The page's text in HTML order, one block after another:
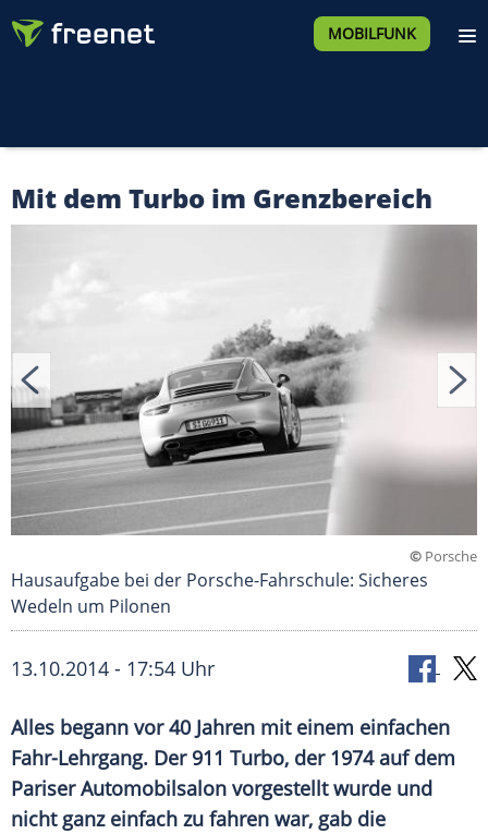
MOBILFUNK
Mit dem Turbo im Grenzbereich
© Porsche
Hausaufgabe bei der Porsche-Fahrschule: Sicheres
Wedeln um Pilonen
13.10.2014 - 17:54 Uhr
Alles begann vor 40 Jahren mit einem einfachen
Fahr-Lehrgang. Der 911 Turbo, der 1974 auf dem
Pariser Automobilsalon vorgestellt wurde und
nicht ganz einfach zu fahren war, gab die